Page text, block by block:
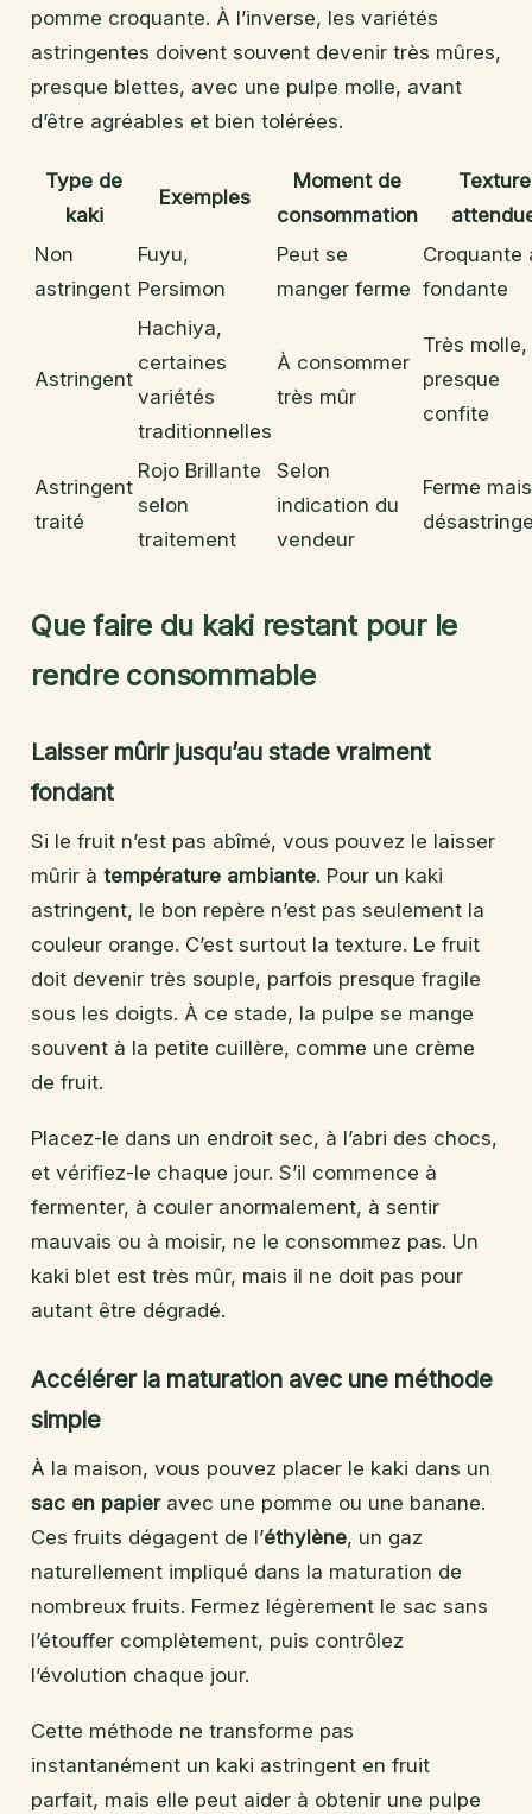
pomme croquante. À l’inverse, les variétés
astringentes doivent souvent devenir très mûres,
presque blettes, avec une pulpe molle, avant
d’être agréables et bien tolérées.
Type de
kaki
Exemples
Moment de
consommation
Texture
Non
astringent
Fuyu,
Persimon
Peut se
manger ferme
Croquante
fondante
Astringent
Hachiya,
certaines
variétés
traditionnelles
À consommer
très mûr
Très molle,
presque
confite
Astringent
traité
Rojo Brillante
selon
traitement
Selon
indication du
vendeur
Ferme mais
Que faire du kaki restant pour le
rendre consommable
Laisser mûrir jusqu’au stade vraiment
fondant
Si le fruit n’est pas abîmé, vous pouvez le laisser
mûrir à température ambiante. Pour un kaki
astringent, le bon repère n’est pas seulement la
couleur orange. C’est surtout la texture. Le fruit
doit devenir très souple, parfois presque fragile
sous les doigts. À ce stade, la pulpe se mange
souvent à la petite cuillère, comme une crème
de fruit.
Placez-le dans un endroit sec, à l’abri des chocs,
et vérifiez-le chaque jour. S’il commence à
fermenter, à couler anormalement, à sentir
mauvais ou à moisir, ne le consommez pas. Un
kaki blet est très mûr, mais il ne doit pas pour
autant être dégradé.
Accélérer la maturation avec une méthode
simple
À la maison, vous pouvez placer le kaki dans un
sac en papieravec une pomme ou une banane.
Ces fruits dégagent de l’éthylène, un gaz
naturellement impliqué dans la maturation de
nombreux fruits. Fermez légèrement le sac sans
l’étouffer complètement, puis contrôlez
l’évolution chaque jour.
Cette méthode ne transforme pas
instantanément un kaki astringent en fruit
parfait, mais elle peut aider à obtenir une pulpe